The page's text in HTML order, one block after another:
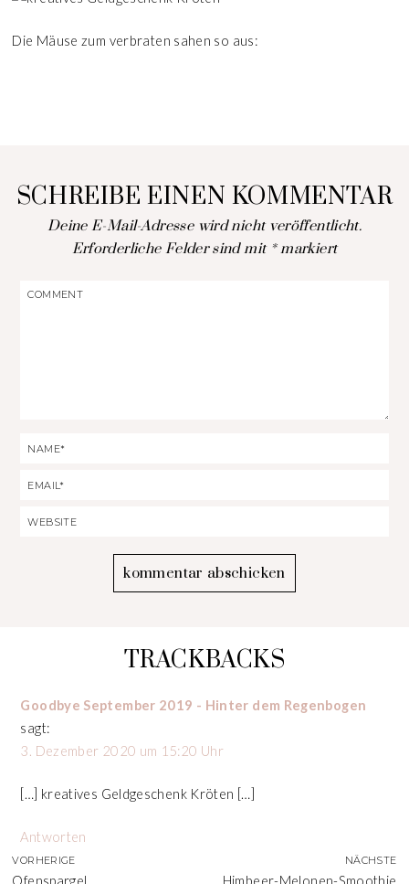
Die Mäuse zum verbraten sahen so aus:
SCHREIBE EINEN KOMMENTAR
Deine E-Mail-Adresse wird nicht veröffentlicht.
Erforderliche Felder sind mit *markiert
TRACKBACKS
Goodbye September 2019 - Hinter dem Regenbogen
sagt:
3. Dezember 2020 um 15:20 Uhr
[…] kreatives Geldgeschenk Kröten […]
Antworten
VORHERIGE
Ofenspargel
NÄCHSTE
Himbeer-Melonen-Smoothie